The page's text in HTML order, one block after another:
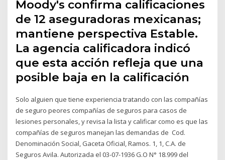
Moody's confirma calificaciones
de 12 aseguradoras mexicanas;
mantiene perspectiva Estable.
La agencia calificadora indicó
que esta acción refleja que una
posible baja en la calificación
Solo alguien que tiene experiencia tratando con las compañías
de seguro peores compañías de seguros para casos de
lesiones personales, y revisa la lista y calificar como es que las
compañías de seguros manejan las demandas de Cod.
Denominación Social, Gaceta Oficial, Ramos. 1, 1, C.A. de
Seguros Avila. Autorizada el 03-07-1936 G.O N° 18.999 del